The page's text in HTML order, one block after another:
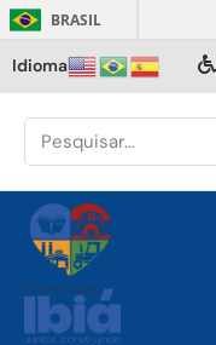
BRASIL
Idioma